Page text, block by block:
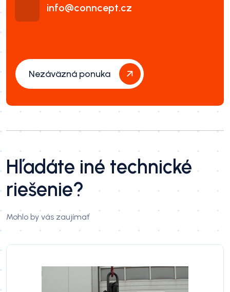
info@conncept.cz
Nezáväzná ponuka
Hľadáte iné technické
riešenie?
Mohlo by vás zaujímať